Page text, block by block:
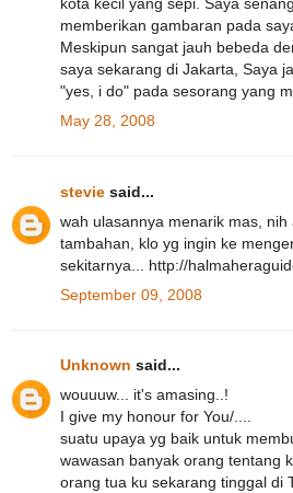
memberikan gambaran pada
Meskipun sangat jauh bebeda
saya sekarang di Jakarta, Saya
"yes, i do" pada sesorang yang
May 28, 2008
stevie said...
wah ulasannya menarik mas, nih
tambahan, klo yg ingin ke
sekitarnya... http://
September 09, 2008
Unknown said...
wouuuw... it's amasing..!
I give my honour for You/....
suatu upaya yg baik untuk
wawasan banyak orang tentang
orang tua ku sekarang tinggal di